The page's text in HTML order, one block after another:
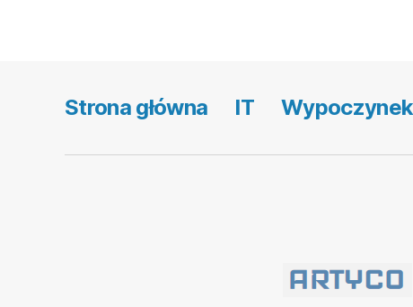
Strona główna IT Wypoczynek